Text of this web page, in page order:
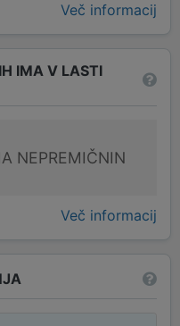
Več informacij
IMA V LASTI
NEPREMIČNIN
Več informacij